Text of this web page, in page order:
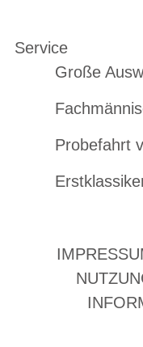
Service
Große
Probefahrt